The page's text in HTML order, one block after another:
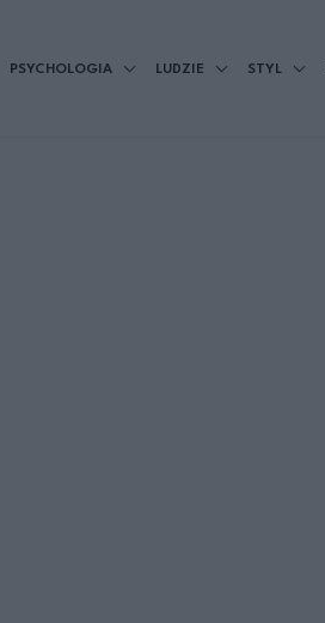
PSYCHOLOGIA LUDZIE STYL